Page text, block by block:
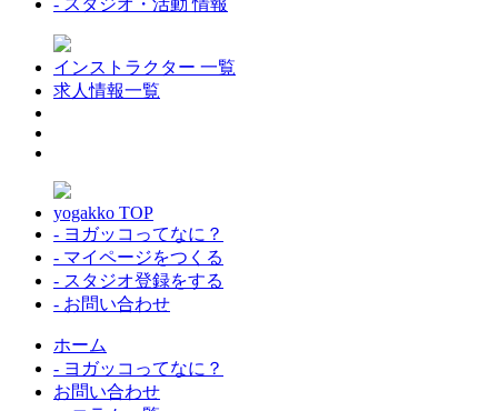
- スタジオ・活動 情報
インストラクター 一覧
求人情報一覧
yogakko TOP
- ヨガッコってなに？
- マイページをつくる
- スタジオ登録をする
- お問い合わせ
ホーム
- ヨガッコってなに？
お問い合わせ